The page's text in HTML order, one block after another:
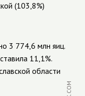
(103,8%)
3 774,6 млн яиц.
11,1%.
области